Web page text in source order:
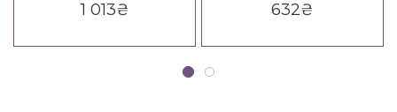
Lamellar Sray/ Creative
Instant Laminating Spray
1 013₴
Creative Inspiration Filler
632₴